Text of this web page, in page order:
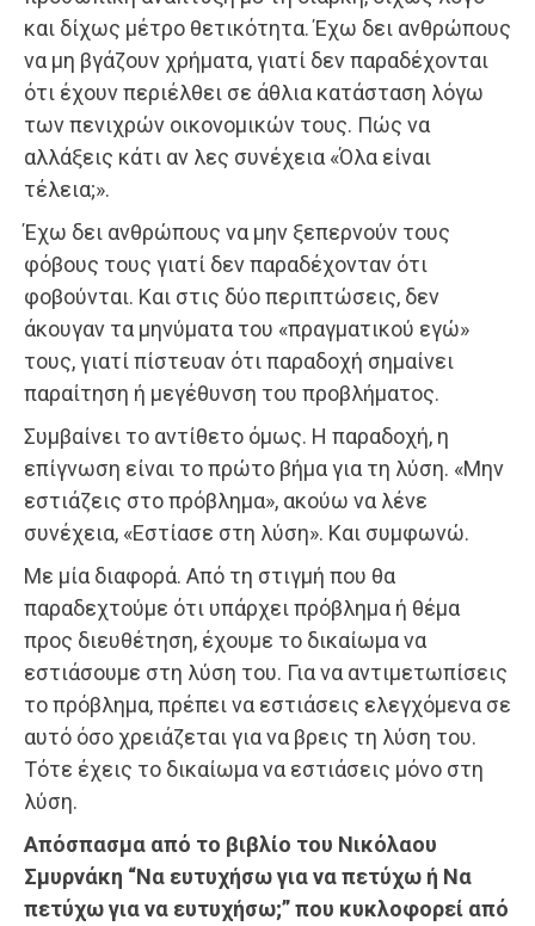
και δίχως μέτρο θετικότητα. Έχω δει ανθρώπους
να μη βγάζουν χρήματα, γιατί δεν παραδέχονται
ότι έχουν περιέλθει σε άθλια κατάσταση λόγω
των πενιχρών οικονομικών τους. Πώς να
αλλάξεις κάτι αν λες συνέχεια «Όλα είναι
τέλεια;».
Έχω δει ανθρώπους να μην ξεπερνούν τους
φόβους τους γιατί δεν παραδέχονταν ότι
φοβούνται. Και στις δύο περιπτώσεις, δεν
άκουγαν τα μηνύματα του «πραγματικού εγώ»
τους, γιατί πίστευαν ότι παραδοχή σημαίνει
παραίτηση ή μεγέθυνση του προβλήματος.
Συμβαίνει το αντίθετο όμως. Η παραδοχή, η
επίγνωση είναι το πρώτο βήμα για τη λύση. «Μην
εστιάζεις στο πρόβλημα», ακούω να λένε
συνέχεια, «Εστίασε στη λύση». Και συμφωνώ.
Με μία διαφορά. Από τη στιγμή που θα
παραδεχτούμε ότι υπάρχει πρόβλημα ή θέμα
προς διευθέτηση, έχουμε το δικαίωμα να
εστιάσουμε στη λύση του. Για να αντιμετωπίσεις
το πρόβλημα, πρέπει να εστιάσεις ελεγχόμενα σε
αυτό όσο χρειάζεται για να βρεις τη λύση του.
Τότε έχεις το δικαίωμα να εστιάσεις μόνο στη
λύση.
Απόσπασμα από το βιβλίο του Νικόλαου
Σμυρνάκη “Να ευτυχήσω για να πετύχω ή Να
πετύχω για να ευτυχήσω;” που κυκλοφορεί από